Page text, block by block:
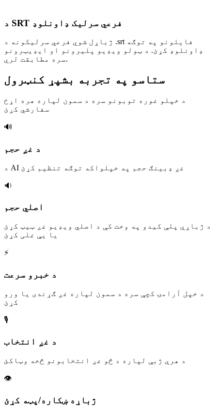
د SRT فرعي سرلیک ډاونلوډ
ژباړل شوي فرعي سرلیکونه د .srt فایلونو په توګه
ډاونلوډ کړئ. د ټولو ویډیو پلیرونو او ایډیټرونو
سره مطابقت لري.
ستاسو په تجربه بشپړ کنټرول
د خپلو غوره توبونو سره د سمون لپاره هره اړخ
سفارشي کړئ
🔊
د غږ حجم
د AI غږ ډبینګ حجم په خپلواکه توګه تنظیم کړئ
🔉
اصلي حجم
د ژباړې پلې کیدو په وخت کې د اصلي ویډیو غږ ټیټ کړئ
یا یې غلی کړئ
⚡
د خبرو سرعت
د خپل آرامۍ کچې سره د سمون لپاره غږ ګړندی یا ورو
کړئ
🎙️
د غږ انتخاب
د هرې ژبې لپاره د څو غږ انتخابونو څخه وټاکئ
👁️
ژباړه ښکاره/پټه کړئ